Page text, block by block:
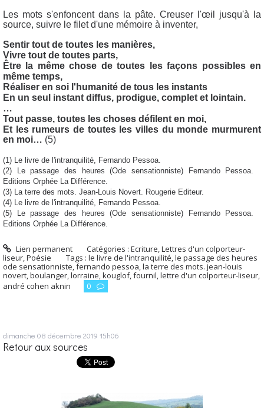
Les mots s'enfoncent dans la pâte. Creuser l'œil jusqu'à la
source, suivre le filet d'une mémoire à inventer,
Sentir tout de toutes les manières,
Vivre tout de toutes parts,
Être la même chose de toutes les façons possibles en
même temps,
Réaliser en soi l'humanité de tous les instants
En un seul instant diffus, prodigue, complet et lointain.
…
Tout passe, toutes les choses défilent en moi,
Et les rumeurs de toutes les villes du monde murmurent
en moi… (5)
(1) Le livre de l'intranquilité, Fernando Pessoa.
(2) Le passage des heures (Ode sensationniste) Fernando Pessoa.
Editions Orphée La Différence.
(3) La terre des mots. Jean-Louis Novert. Rougerie Editeur.
(4) Le livre de l'intranquilité, Fernando Pessoa.
(5) Le passage des heures (Ode sensationniste) Fernando Pessoa.
Editions Orphée La Différence.
Lien permanent Catégories :Ecriture,Lettres d'un colporteur-
liseur,Poésie Tags : le livre de l'intranquilité,le passage des heures
ode sensationniste,fernando pessoa,la terre des mots. jean-louis
novert,boulanger,lorraine,kouglof,fournil,lettre d'un colporteur-liseur,
andré cohen aknin
0
dimanche 08 décembre 2019 15h06
Retour aux sources